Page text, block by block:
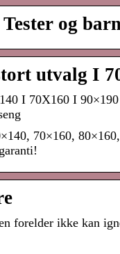
og
utvalg I
I 70X160 I
70×160,
forelder ikke kan